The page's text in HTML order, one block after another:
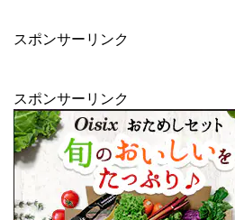
スポンサーリンク
スポンサーリンク